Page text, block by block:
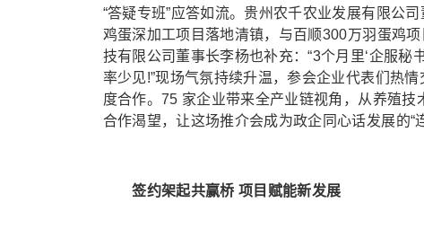
“答疑专班”应答如流。贵州农千农业发展有限公
鸡蛋深加工项目落地清镇，与百顺300万羽蛋鸡
技有限公司董事长李杨也补充：“3个月里‘企服
率少见!”现场气氛持续升温，参会企业代表们热
度合作。75 家企业带来全产业链视角，从养殖
合作渴望，让这场推介会成为政企同心话发展的“
签约架起共赢桥 项目赋能新发展